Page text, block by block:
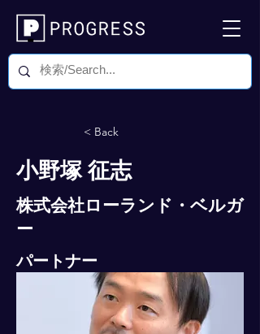
< Back
小野塚 征志
株式会社ローランド・ベルガ
ー
パートナー